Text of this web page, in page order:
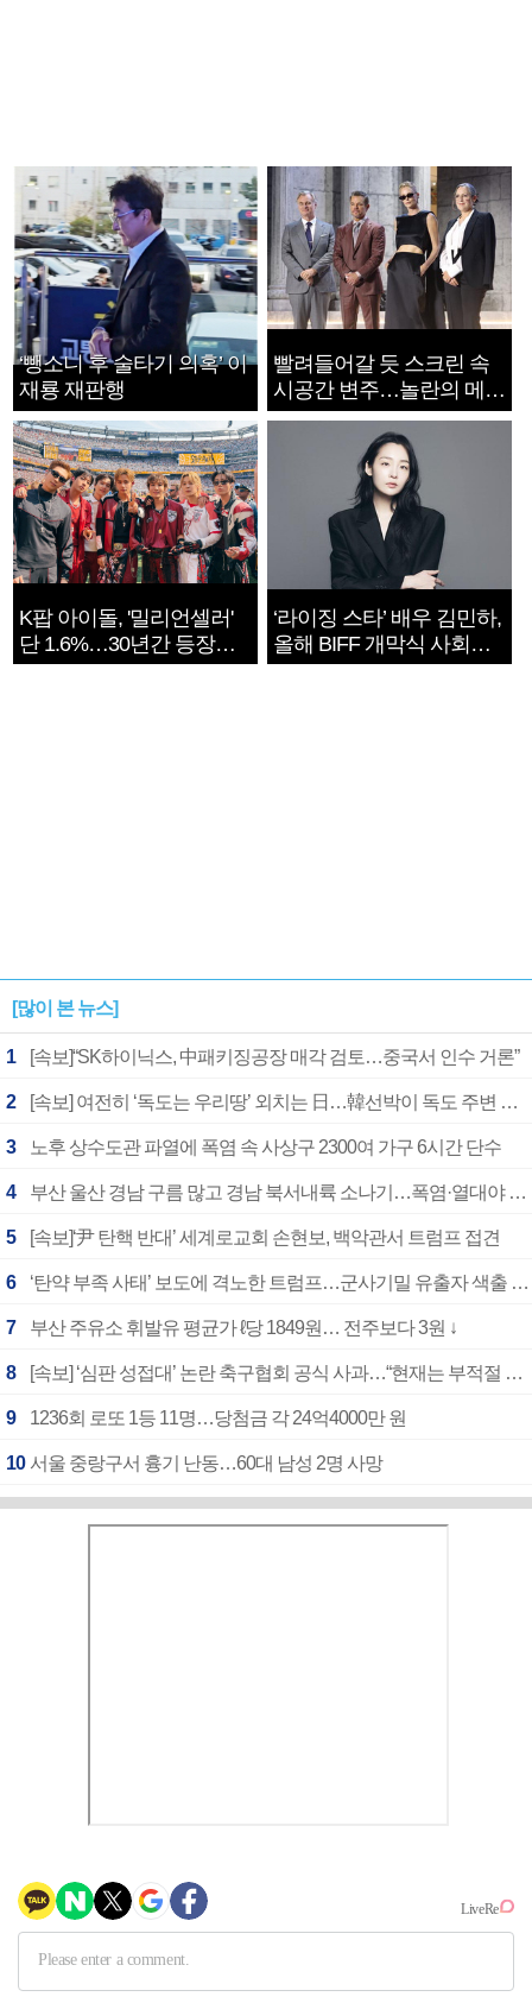
‘뺑소니 후 술타기 의혹’ 이
재룡 재판행
빨려들어갈 듯 스크린 속
시공간 변주…놀란의 메시
지는 ‘전쟁 속죄’
K팝 아이돌, '밀리언셀러'
단 1.6%…30년간 등장
1182개팀 전수조사
‘라이징 스타’ 배우 김민하,
올해 BIFF 개막식 사회자
확정
[많이 본 뉴스]
1 [속보]“SK하이닉스, 中패키징공장 매각 검토…중국서 인수 거론”
2 [속보] 여전히 ‘독도는 우리땅’ 외치는 日…韓선박이 독도 주변 해양조사 활동하자 반발
3 노후 상수도관 파열에 폭염 속 사상구 2300여 가구 6시간 단수
4 부산 울산 경남 구름 많고 경남 북서내륙 소나기…폭염·열대야 계속
5 [속보]‘尹 탄핵 반대’ 세계로교회 손현보, 백악관서 트럼프 접견
6 ‘탄약 부족 사태’ 보도에 격노한 트럼프…군사기밀 유출자 색출 지시
7 부산 주유소 휘발유 평균가 ℓ당 1849원… 전주보다 3원 ↓
8 [속보] ‘심판 성접대’ 논란 축구협회 공식 사과…“현재는 부적절 행위 없어”
9 1236회 로또 1등 11명…당첨금 각 24억4000만 원
10 서울 중랑구서 흉기 난동…60대 남성 2명 사망